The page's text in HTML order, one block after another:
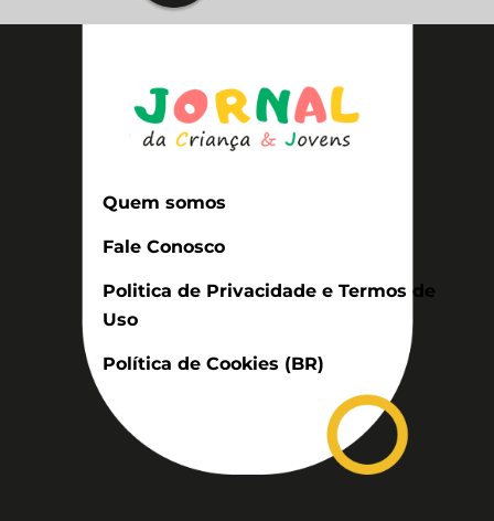
Quem somos
Fale Conosco
Politica de Privacidade e Termos de
Uso
Política de Cookies (BR)